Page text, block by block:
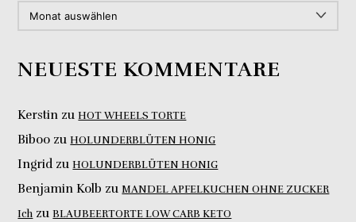
NEUESTE KOMMENTARE
Kerstin zuHOT WHEELS TORTE
Biboo zuHOLUNDERBLÜTEN HONIG
IngridzuHOLUNDERBLÜTEN HONIG
Benjamin Kolb zuMANDEL APFELKUCHEN OHNE ZUCKER
Ich zuBLAUBEERTORTE LOW CARB KETO